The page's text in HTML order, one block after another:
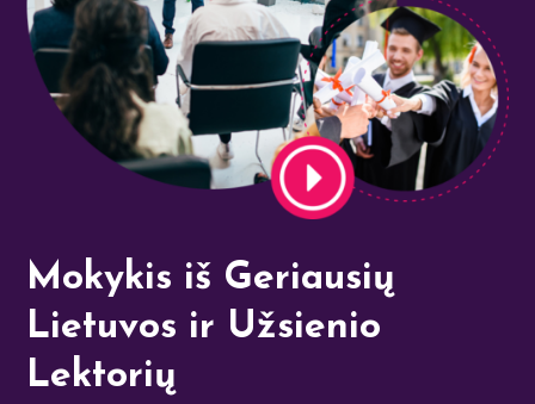
Mokykis iš Geriausių
Lietuvos ir Užsienio
Lektorių